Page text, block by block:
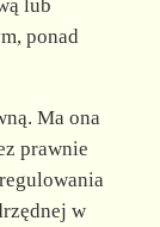
lub
ponad
Ma ona
prawnie
w